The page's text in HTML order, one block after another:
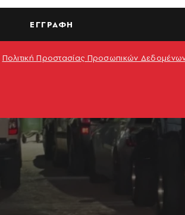
ΕΓΓΡΑΦΗ
Πολιτική Προστασίας Προσωπικών